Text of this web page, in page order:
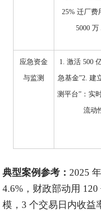
25% 迁厂费
5000 万
应急资金
与监测
1. 激活 500
急基金”2. 建
测平台”：实
流动
典型案例参考： 2025
4.6%，财政部动用
模，3 个交易日内收益